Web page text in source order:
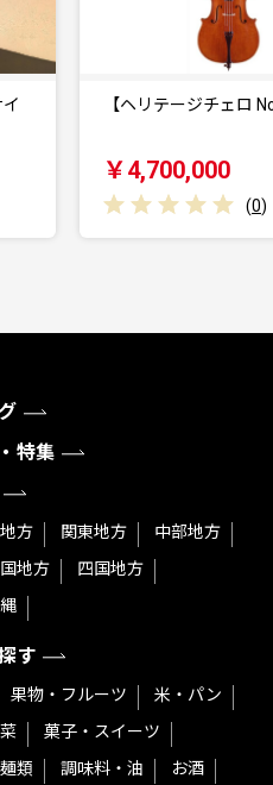
】
エアウィーヴ
￥142,000
特集
方 関東地方
中部地方
地方
四国地方
す
果物・フルーツ
米・パン
菓子・スイーツ
麺類 調味料・油 お酒